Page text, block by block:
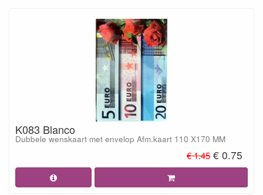
K083 Blanco
Dubbele wenskaart met envelop Afm.kaart 110 X170 MM
€ 1.45 € 0.75